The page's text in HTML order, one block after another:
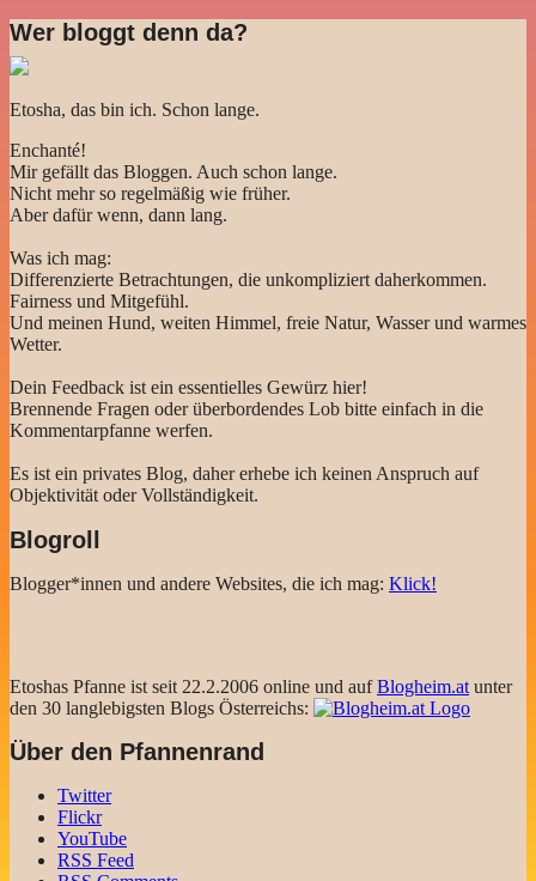
Wer bloggt denn da?
Etosha, das bin ich. Schon lange.
Enchanté!
Mir gefällt das Bloggen. Auch schon lange.
Nicht mehr so regelmäßig wie früher.
Aber dafür wenn, dann lang.
Was ich mag:
Differenzierte Betrachtungen, die unkompliziert daherkommen.
Fairness und Mitgefühl.
Und meinen Hund, weiten Himmel, freie Natur, Wasser und warmes
Wetter.
Dein Feedback ist ein essentielles Gewürz hier!
Brennende Fragen oder überbordendes Lob bitte einfach in die
Kommentarpfanne werfen.
Es ist ein privates Blog, daher erhebe ich keinen Anspruch auf
Objektivität oder Vollständigkeit.
Blogroll
Blogger*innen und andere Websites, die ich mag: Klick!
Etoshas Pfanne ist seit 22.2.2006 online und aufBlogheim.at unter
den 30 langlebigsten Blogs Österreichs:
Über den Pfannenrand
Twitter
Flickr
YouTube
RSS Feed